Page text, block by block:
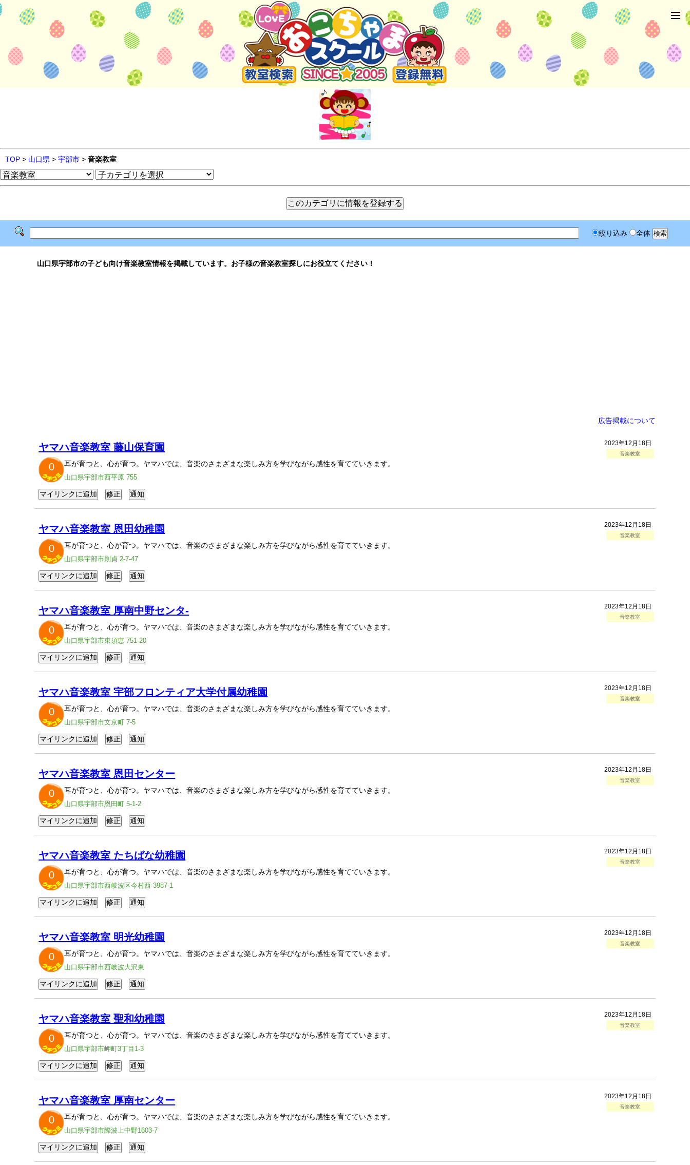
TOP > 山口県 > 宇部市 > 音楽教室
絞り込み 全体
山口県宇部市の子ども向け音楽教室情報を掲載しています。お子様の音楽教室探しにお役立てください！
広告掲載について
2023年12月18日
音楽教室
ヤマハ音楽教室 藤山保育園
0
耳が育つと、心が育つ。ヤマハでは、音楽のさまざまな楽しみ方を学びながら感性を育てていきます。
山口県宇部市西平原 755
2023年12月18日
音楽教室
ヤマハ音楽教室 恩田幼稚園
0
耳が育つと、心が育つ。ヤマハでは、音楽のさまざまな楽しみ方を学びながら感性を育てていきます。
山口県宇部市則貞 2-7-47
2023年12月18日
音楽教室
ヤマハ音楽教室 厚南中野センタ-
0
耳が育つと、心が育つ。ヤマハでは、音楽のさまざまな楽しみ方を学びながら感性を育てていきます。
山口県宇部市東須恵 751-20
2023年12月18日
音楽教室
ヤマハ音楽教室 宇部フロンティア大学付属幼稚園
0
耳が育つと、心が育つ。ヤマハでは、音楽のさまざまな楽しみ方を学びながら感性を育てていきます。
山口県宇部市文京町 7-5
2023年12月18日
音楽教室
ヤマハ音楽教室 恩田センター
0
耳が育つと、心が育つ。ヤマハでは、音楽のさまざまな楽しみ方を学びながら感性を育てていきます。
山口県宇部市恩田町 5-1-2
2023年12月18日
音楽教室
ヤマハ音楽教室 たちばな幼稚園
0
耳が育つと、心が育つ。ヤマハでは、音楽のさまざまな楽しみ方を学びながら感性を育てていきます。
山口県宇部市西岐波区今村西 3987-1
2023年12月18日
音楽教室
ヤマハ音楽教室 明光幼稚園
0
耳が育つと、心が育つ。ヤマハでは、音楽のさまざまな楽しみ方を学びながら感性を育てていきます。
山口県宇部市西岐波大沢東
2023年12月18日
音楽教室
ヤマハ音楽教室 聖和幼稚園
0
耳が育つと、心が育つ。ヤマハでは、音楽のさまざまな楽しみ方を学びながら感性を育てていきます。
山口県宇部市岬町3丁目1-3
2023年12月18日
音楽教室
ヤマハ音楽教室 厚南センター
0
耳が育つと、心が育つ。ヤマハでは、音楽のさまざまな楽しみ方を学びながら感性を育てていきます。
山口県宇部市際波上中野1603-7